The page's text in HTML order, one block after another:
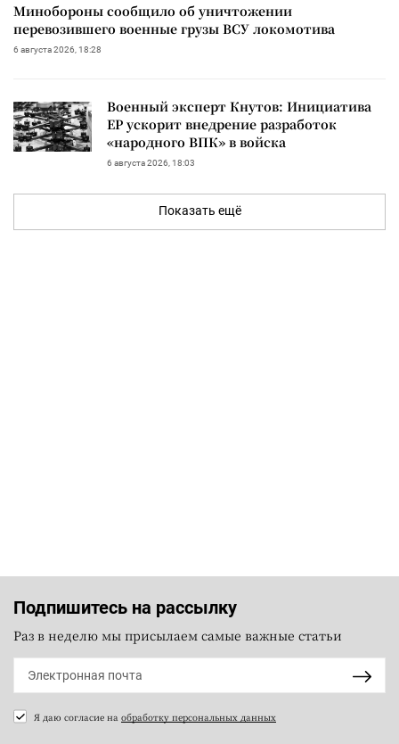
Минобороны сообщило об уничтожении
перевозившего военные грузы ВСУ локомотива
6 августа 2026, 18:28
Военный эксперт Кнутов: Инициатива
ЕР ускорит внедрение разработок
«народного ВПК» в войска
6 августа 2026, 18:03
Показать ещё
Подпишитесь на рассылку
Раз в неделю мы присылаем самые важные статьи
Я даю согласие на обработку персональных данных